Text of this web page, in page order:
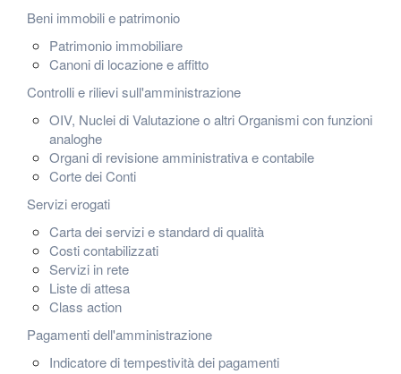
Beni immobili e patrimonio
Patrimonio immobiliare
Canoni di locazione e affitto
Controlli e rilievi sull'amministrazione
OIV, Nuclei di Valutazione o altri Organismi con funzioni
analoghe
Organi di revisione amministrativa e contabile
Corte dei Conti
Servizi erogati
Carta dei servizi e standard di qualità
Costi contabilizzati
Servizi in rete
Liste di attesa
Class action
Pagamenti dell'amministrazione
Indicatore di tempestività dei pagamenti